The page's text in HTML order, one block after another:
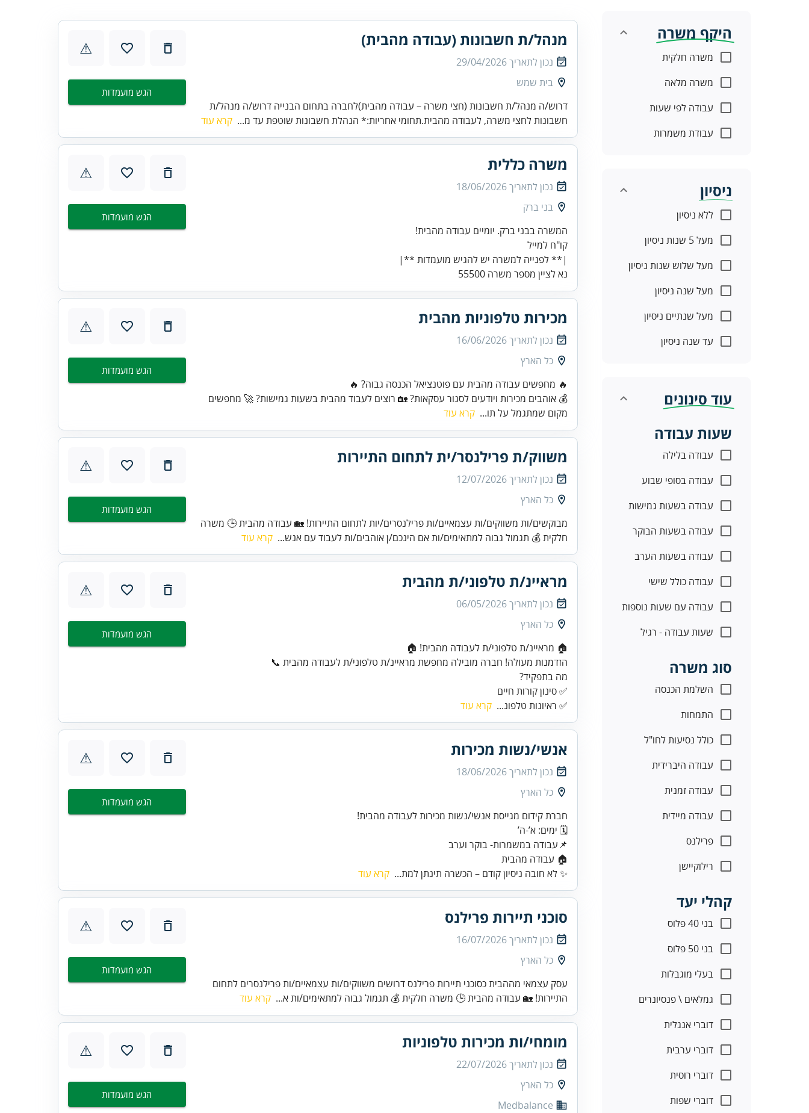
היקף משרה
משרה חלקית
משרה מלאה
עבודה לפי שעות
עבודת משמרות
ניסיון
ללא ניסיון
מעל 5 שנות ניסיון
מעל שלוש שנות ניסיון
מעל שנה ניסיון
מעל שנתיים ניסיון
עד שנה ניסיון
עוד סינונים
שעות עבודה
עבודה בלילה
עבודה בסופי שבוע
עבודה בשעות גמישות
עבודה בשעות הבוקר
עבודה בשעות הערב
עבודה כולל שישי
עבודה עם שעות נוספות
שעות עבודה - רגיל
סוג משרה
השלמת הכנסה
התמחות
כולל נסיעות לחו"ל
עבודה היברידית
עבודה זמנית
עבודה מיידית
פרילנס
רילוקיישן
קהלי יעד
בני 40 פלוס
בני 50 פלוס
בעלי מוגבלות
גמלאים \ פנסיונרים
דוברי אנגלית
דוברי ערבית
דוברי רוסית
דוברי שפות
מנהל/ת חשבונות (עבודה מהבית)
נכון לתאריך29/04/2026
בית שמש
דרוש/ה מנהל/ת חשבונות (חצי משרה – עבודה מהבית)לחברה בתחום הבנייה דרוש/ה מנהל/ת
חשבונות לחצי משרה, לעבודה מהבית.תחומי אחריות:* הנהלת חשבונות שוטפת עד מ... קרא עוד
⚠
הגש מועמדות
משרה כללית
נכון לתאריך18/06/2026
בני ברק
נא לציין מספר משרה 55500
⚠
הגש מועמדות
מכירות טלפוניות מהבית
נכון לתאריך16/06/2026
כל הארץ
🔥 מחפשים עבודה מהבית עם פוטנציאל הכנסה גבוה? 🔥
💰 אוהבים מכירות ויודעים לסגור עסקאות? 🏡 רוצים לעבוד מהבית בשעות גמישות? 🚀 מחפשים
מקום שמתגמל על תו... קרא עוד
⚠
הגש מועמדות
משווק/ת פרילנסר/ית לתחום התיירות
נכון לתאריך12/07/2026
כל הארץ
מבוקשים/ות משווקים/ות עצמאיים/ות פרילנסרים/יות לתחום התיירות! 🏡 עבודה מהבית 🕒 משרה
חלקית 💰 תגמול גבוה למתאימים/ות אם הינכם/ן אוהבים/ות לעבוד עם אנש... קרא עוד
⚠
הגש מועמדות
מראיינ/ת טלפוני/ת מהבית
נכון לתאריך06/05/2026
כל הארץ
✅ סינון קורות חיים
✅ ראיונות טלפונ... קרא עוד
⚠
הגש מועמדות
אנשי/נשות מכירות
נכון לתאריך18/06/2026
כל הארץ
חברת קידום מגייסת אנשי/נשות מכירות לעבודה מהבית!
🗓️ ימים: א’-ה’
📌עבודה במשמרות- בוקר וערב
🏠 עבודה מהבית
✨ לא חובה ניסיון קודם – הכשרה תינתן למת... קרא עוד
⚠
הגש מועמדות
סוכני תיירות פרילנס
נכון לתאריך16/07/2026
כל הארץ
עסק עצמאי מההבית כסוכני תיירות פרילנס דרושים משווקים/ות עצמאיים/ות פרילנסרים לתחום
התיירות! 🏡 עבודה מהבית 🕒 משרה חלקית 💰 תגמול גבוה למתאימים/ות א... קרא עוד
⚠
הגש מועמדות
מומחי/ות מכירות טלפוניות
נכון לתאריך22/07/2026
כל הארץ
Medbalance
⚠
הגש מועמדות